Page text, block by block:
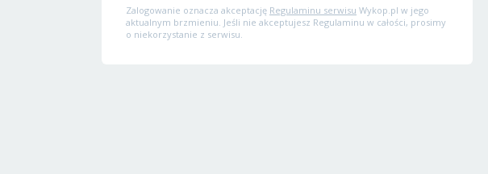
Zalogowanie oznacza akceptację Regulaminu serwisu Wykop.pl w jego
aktualnym brzmieniu. Jeśli nie akceptujesz Regulaminu w całości, prosimy
o niekorzystanie z serwisu.